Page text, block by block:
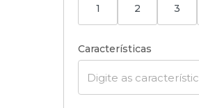
1 2 3
Características